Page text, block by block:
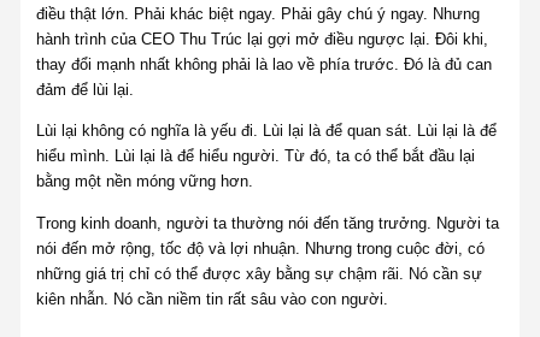
điều thật lớn. Phải khác biệt ngay. Phải gây chú ý ngay. Nhưng
hành trình của CEO Thu Trúc lại gợi mở điều ngược lại. Đôi khi,
thay đổi mạnh nhất không phải là lao về phía trước. Đó là đủ can
đảm để lùi lại.
Lùi lại không có nghĩa là yếu đi. Lùi lại là để quan sát. Lùi lại là để
hiểu mình. Lùi lại là để hiểu người. Từ đó, ta có thể bắt đầu lại
bằng một nền móng vững hơn.
Trong kinh doanh, người ta thường nói đến tăng trưởng. Người ta
nói đến mở rộng, tốc độ và lợi nhuận. Nhưng trong cuộc đời, có
những giá trị chỉ có thể được xây bằng sự chậm rãi. Nó cần sự
kiên nhẫn. Nó cần niềm tin rất sâu vào con người.